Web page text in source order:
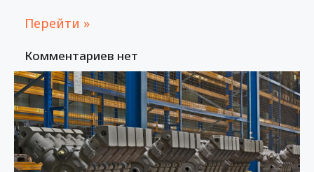
Перейти »
Комментариев нет